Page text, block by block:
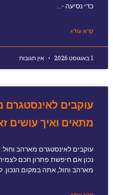
כדי נסיעה -…
קרא עוד»
1 באוגוסט 2026 אין תגובות
עוקבים לאינסטגרם
מתאים ואיך עושים
עוקבים לאינסטגרם מארהב
נכון אם חיפשת פתרון חכם
מארהב וחול, אתה במקום הנכון.